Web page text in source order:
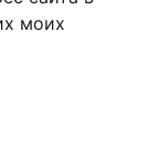
моих